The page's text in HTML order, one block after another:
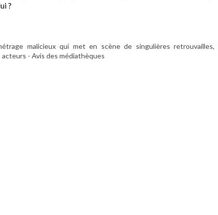
?
malicieux qui met en scène de singulières
acteurs - Avis des médiathèques